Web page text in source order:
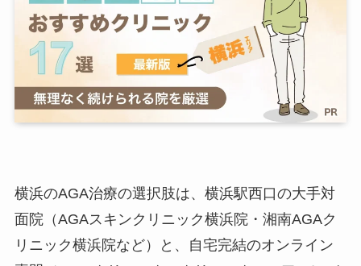
横浜のAGA治療の選択肢は、横浜駅西口の大手対
面院（AGAスキンクリニック横浜院・湘南AGAク
リニック横浜院など）と、自宅完結のオンライン